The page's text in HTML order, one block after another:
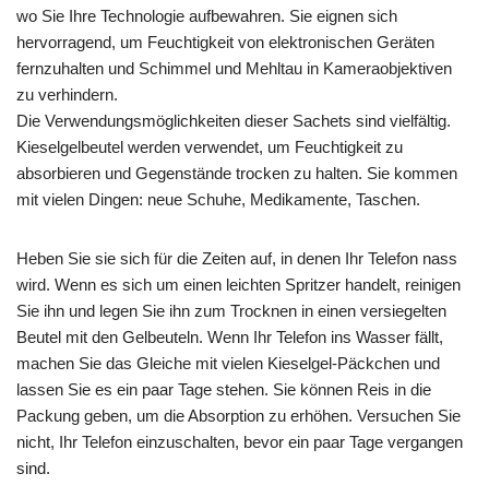
wo Sie Ihre Technologie aufbewahren. Sie eignen sich
hervorragend, um Feuchtigkeit von elektronischen Geräten
fernzuhalten und Schimmel und Mehltau in Kameraobjektiven
zu verhindern.
Die Verwendungsmöglichkeiten dieser Sachets sind vielfältig.
Kieselgelbeutel werden verwendet, um Feuchtigkeit zu
absorbieren und Gegenstände trocken zu halten. Sie kommen
mit vielen Dingen: neue Schuhe, Medikamente, Taschen.
Heben Sie sie sich für die Zeiten auf, in denen Ihr Telefon nass
wird. Wenn es sich um einen leichten Spritzer handelt, reinigen
Sie ihn und legen Sie ihn zum Trocknen in einen versiegelten
Beutel mit den Gelbeuteln. Wenn Ihr Telefon ins Wasser fällt,
machen Sie das Gleiche mit vielen Kieselgel-Päckchen und
lassen Sie es ein paar Tage stehen. Sie können Reis in die
Packung geben, um die Absorption zu erhöhen. Versuchen Sie
nicht, Ihr Telefon einzuschalten, bevor ein paar Tage vergangen
sind.